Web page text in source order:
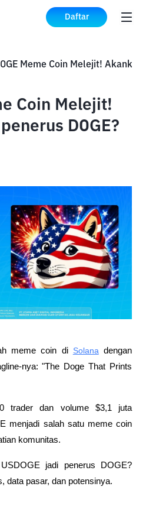
Daftar
Coin Melejit!
DOGE?
meme coin di Solana dengan
nya: "The Doge That Prints
trader dan volume $3,1 juta
menjadi salah satu meme coin
komunitas.
jadi penerus DOGE?
data pasar, dan potensinya.